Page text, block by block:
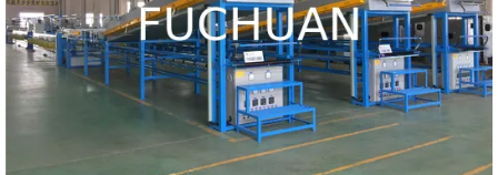
समाचार
मामले